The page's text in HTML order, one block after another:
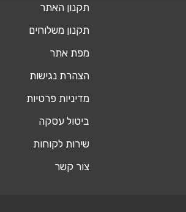
תקנון האתר
תקנון משלוחים
מפת אתר
הצהרת נגישות
מדיניות פרטיות
ביטול עסקה
שירות לקוחות
צור קשר